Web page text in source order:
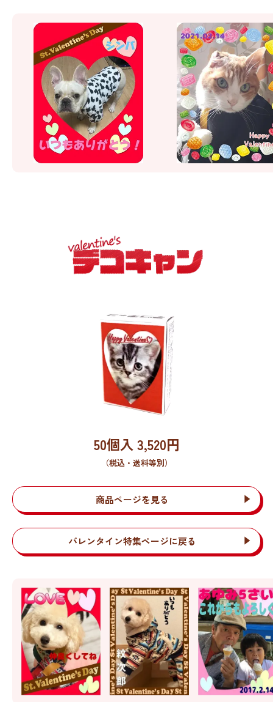
50個入 3,520円
（税込・送料等別）
商品ページを見る
バレンタイン特集ページに戻る